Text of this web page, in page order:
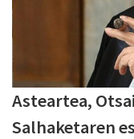
Asteartea,
Salhaketaren